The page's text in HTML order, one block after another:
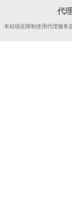
代
本站现在限制使用代理服务